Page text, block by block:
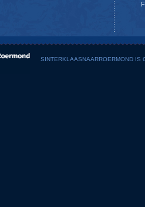
SINTERKLAASNAARROERMOND IS